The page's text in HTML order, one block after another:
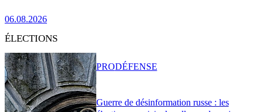
06.08.2026
ÉLECTIONS
Guerre de désinformation russe : les
PRODÉFENSE